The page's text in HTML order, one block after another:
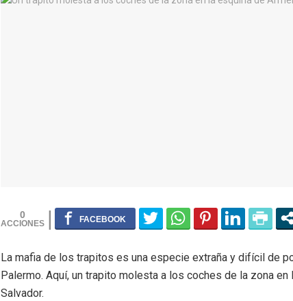
0
La mafia de los trapitos es una especie extraña y difícil de
Palermo. Aquí, un trapito molesta a los coches de la zona en
Salvador.